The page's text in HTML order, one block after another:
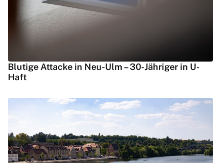
Blutige Attacke in Neu-Ulm – 30-Jähriger in U-
Haft